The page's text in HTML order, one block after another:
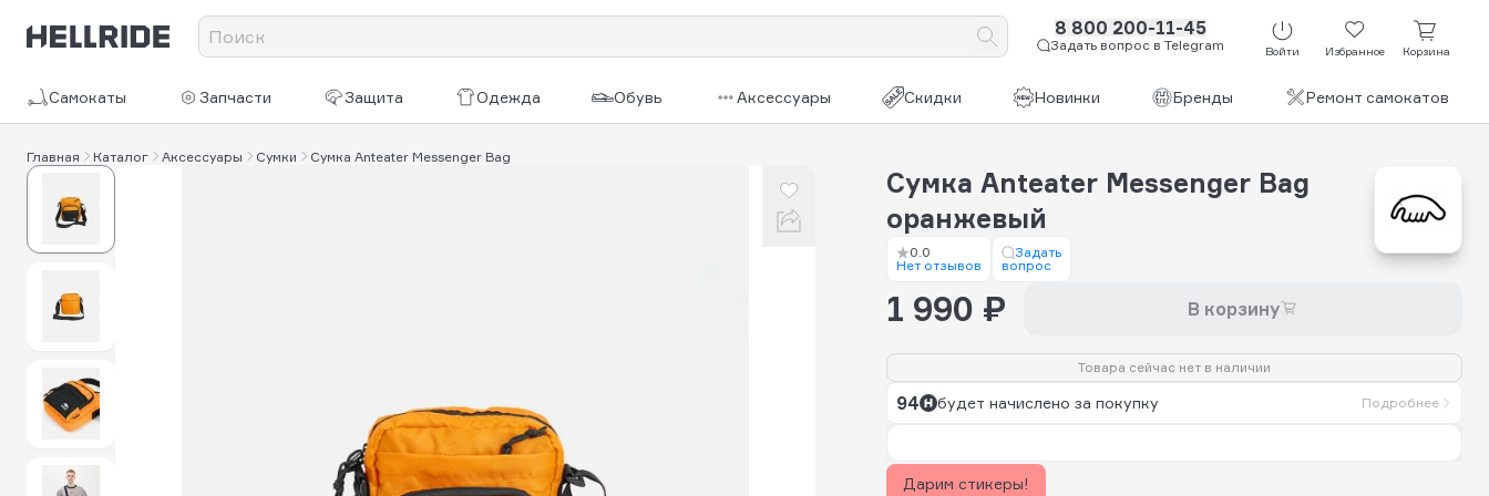
8 800 200-11-45
Задать вопрос в Telegram Войти Избранное Корзина
Самокаты Запчасти Защита Одежда Обувь Аксессуары Скидки Новинки Бренды Ремонт самокатов
Главная Каталог Аксессуары Сумки Сумка Anteater Messenger Bag
Сумка Anteater Messenger Bag
оранжевый
0.0
Нет отзывов
Задать
вопрос
1 990 ₽ В корзину
Товара сейчас нет в наличии
94 будет начислено за покупку Подробнее
Дарим стикеры!